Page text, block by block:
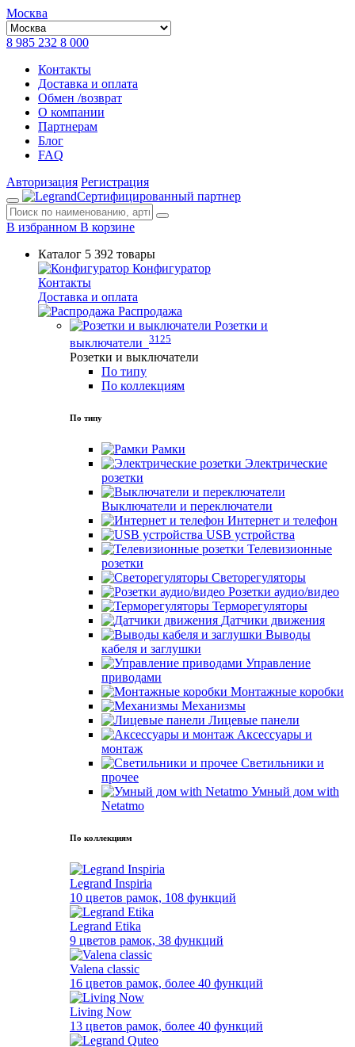
Москва
8 985 232 8 000
Контакты
Доставка и оплата
Обмен /возврат
О компании
Партнерам
Блог
FAQ
Авторизация Регистрация
Сертифицированный партнер
В избранном В корзине
Каталог 5 392 товары
Конфигуратор
Контакты
Доставка и оплата
Распродажа
Розетки и
выключатели 3125
Розетки и выключатели
По типу
По коллекциям
По типу
Рамки
Электрические
розетки
Выключатели и переключатели
Интернет и телефон
USB устройства
Телевизионные
розетки
Светорегуляторы
Розетки аудио/видео
Терморегуляторы
Датчики движения
Выводы
кабеля и заглушки
Управление
приводами
Монтажные коробки
Механизмы
Лицевые панели
Аксессуары и
монтаж
Светильники и
прочее
Умный дом with
Netatmo
По коллекциям
Legrand Inspiria
10 цветов рамок, 108 функций
Legrand Etika
9 цветов рамок, 38 функций
Valena classic
16 цветов рамок, более 40 функций
Living Now
13 цветов рамок, более 40 функций